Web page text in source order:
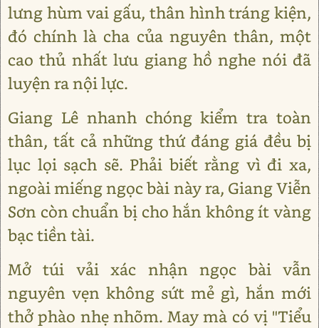
lưng hùm vai gấu, thân hình tráng kiện,
đó chính là cha của nguyên thân, một
cao thủ nhất lưu giang hồ nghe nói đã
luyện ra nội lực.
Giang Lê nhanh chóng kiểm tra toàn
thân, tất cả những thứ đáng giá đều bị
lục lọi sạch sẽ. Phải biết rằng vì đi xa,
ngoài miếng ngọc bài này ra, Giang Viễn
Sơn còn chuẩn bị cho hắn không ít vàng
bạc tiền tài.
Mở túi vải xác nhận ngọc bài vẫn
nguyên vẹn không sứt mẻ gì, hắn mới
thở phào nhẹ nhõm. May mà có vị "Tiểu